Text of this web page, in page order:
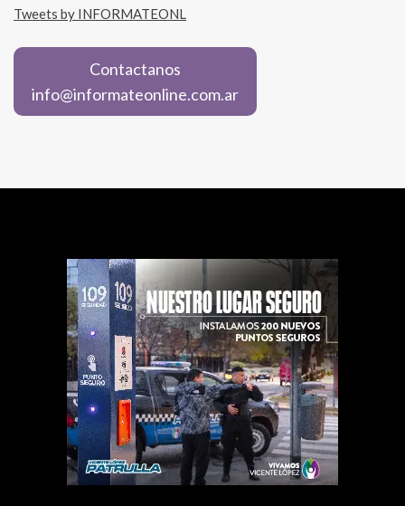
Tweets by INFORMATEONL
Contactanos
info@informateonline.com.ar